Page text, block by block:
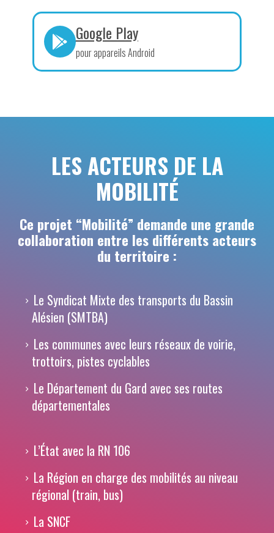
Google Play
pour appareils Android
LES ACTEURS DE LA
MOBILITÉ
Ce projet “Mobilité” demande une grande
collaboration entre les différents acteurs
du territoire :
Le Syndicat Mixte des transports du Bassin
Alésien (SMTBA)
Les communes avec leurs réseaux de voirie,
trottoirs, pistes cyclables
Le Département du Gard avec ses routes
départementales
L’État avec la RN 106
La Région en charge des mobilités au niveau
régional (train, bus)
La SNCF